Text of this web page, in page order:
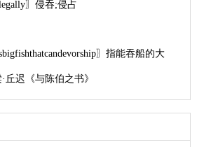
〗侵吞;侵占
〗指能吞船的大
迟《与陈伯之书》